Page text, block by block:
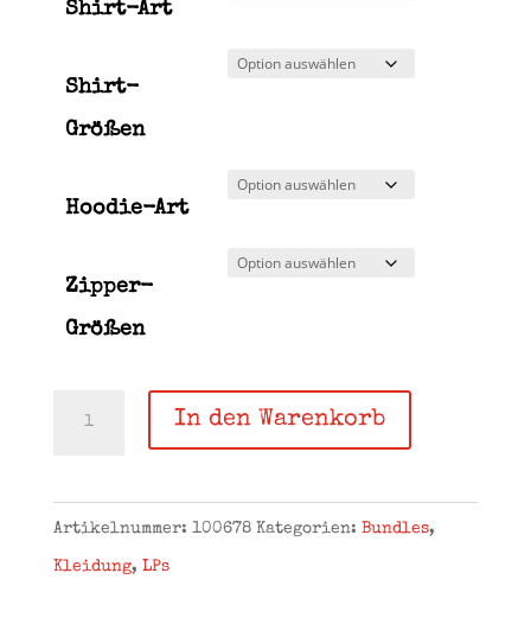
Shirt-Art
Shirt-
Größen
Hoodie-Art
Zipper-
Größen
–
Vinyl
In den Warenkorb
Artikelnummer: 100678 Kategorien: Bundles,
Kleidung, LPs